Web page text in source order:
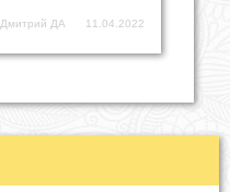
Дмитрий ДА 11.04.2022